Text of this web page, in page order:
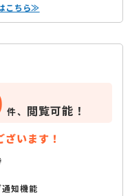
こちら≫
件、 閲覧可能！
います！
知機能